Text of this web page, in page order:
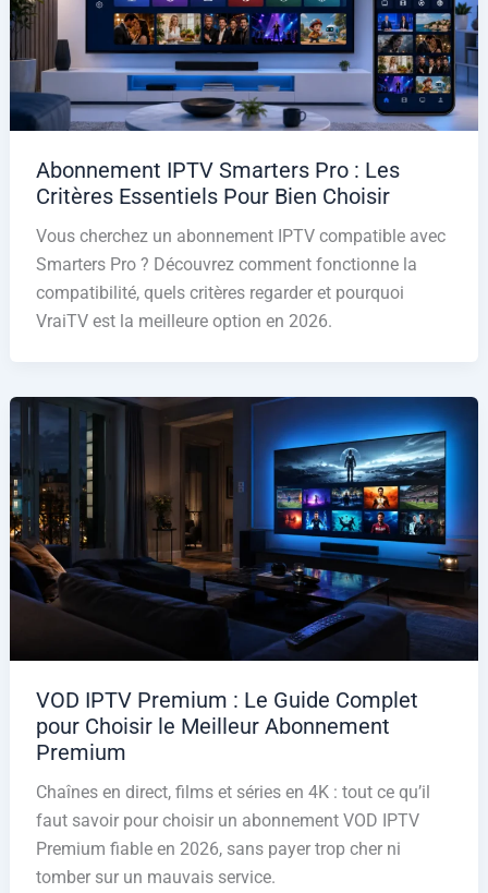
Abonnement IPTV Smarters Pro : Les
Critères Essentiels Pour Bien Choisir
Vous cherchez un abonnement IPTV compatible avec
Smarters Pro ? Découvrez comment fonctionne la
compatibilité, quels critères regarder et pourquoi
VraiTV est la meilleure option en 2026.
VOD IPTV Premium : Le Guide Complet
pour Choisir le Meilleur Abonnement
Premium
Chaînes en direct, films et séries en 4K : tout ce qu’il
faut savoir pour choisir un abonnement VOD IPTV
Premium fiable en 2026, sans payer trop cher ni
tomber sur un mauvais service.